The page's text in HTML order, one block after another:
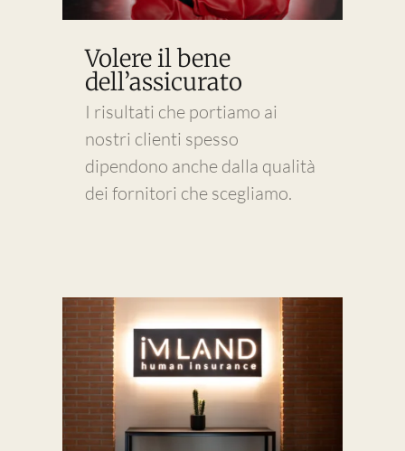
Volere il bene
dell’assicurato
I risultati che portiamo ai
nostri clienti spesso
dipendono anche dalla qualità
dei fornitori che scegliamo.